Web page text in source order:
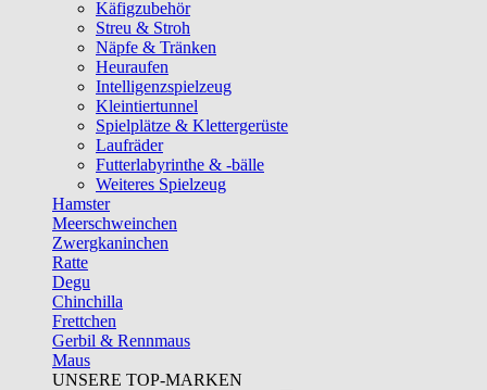
Käfigzubehör
Streu & Stroh
Näpfe & Tränken
Heuraufen
Intelligenzspielzeug
Kleintiertunnel
Spielplätze & Klettergerüste
Laufräder
Futterlabyrinthe & -bälle
Weiteres Spielzeug
Hamster
Meerschweinchen
Zwergkaninchen
Ratte
Degu
Chinchilla
Frettchen
Gerbil & Rennmaus
Maus
UNSERE TOP-MARKEN